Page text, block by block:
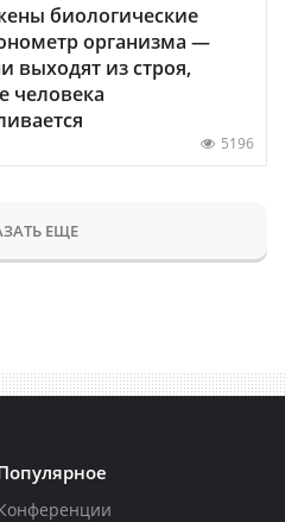
биологические
организма —
выходят из строя,
человека
5196
ЕЩЕ